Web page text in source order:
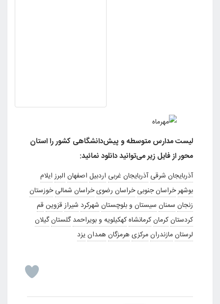
لیست مدارس متوسطه و پیش‌دانشگاهی کشور را استان
محور از فایل زیر می‌توانید دانلود نمائید:
آذربایجان شرقی آذربایجان غربی اردبیل اصفهان البرز ایلام
بوشهرخراسان جنوبی خراسان رضویخراسان شمالی خوزستان
زنجان سمنان سیستان و بلوچستان شهرکرد شیراز قزوین قم
کردستانکرمانکرمانشاهکهکیلویه و بویراحمد گلستانگیلان
لرستانمازندرانمرکزیهرمزگانهمدانیزد